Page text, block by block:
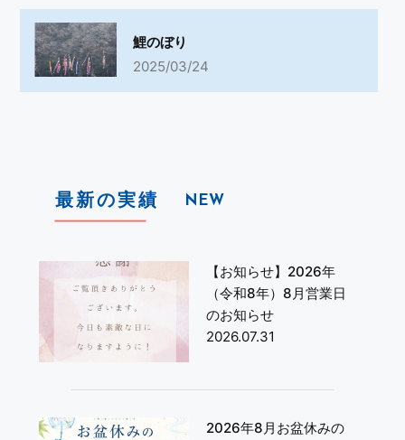
鯉のぼり
2025/03/24
最新の実績 NEW
【お知らせ】2026年
（令和8年）8月営業日
のお知らせ
2026.07.31
2026年8月お盆休みの